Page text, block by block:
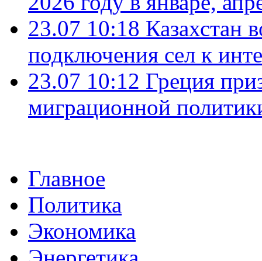
23.07 10:18 Казахстан
подключения сел к
23.07 10:12 Греция
миграционной
Главное
Политика
Экономика